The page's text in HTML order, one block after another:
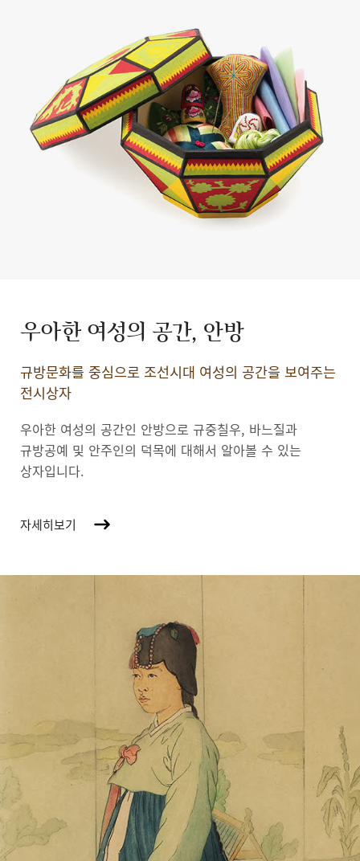
우아한 여성의 공간, 안방
규방문화를 중심으로 조선시대 여성의 공간을 보여주는
전시상자
우아한 여성의 공간인 안방으로 규중칠우, 바느질과
규방공예 및 안주인의 덕목에 대해서 알아볼 수 있는
상자입니다.
자세히보기